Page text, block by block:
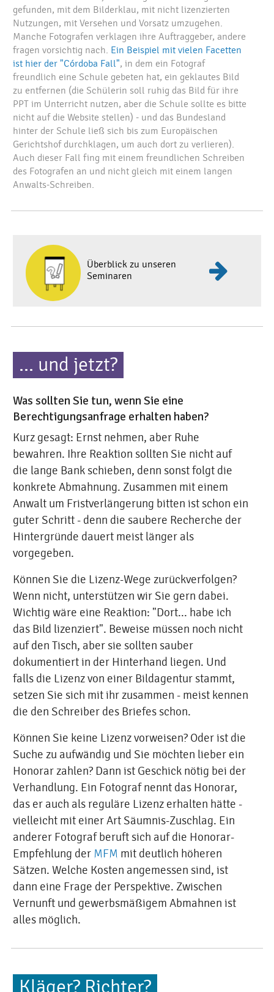
gefunden, mit dem Bilderklau, mit nicht lizenzierten
Nutzungen, mit Versehen und Vorsatz umzugehen.
Manche Fotografen verklagen ihre Auftraggeber, andere
fragen vorsichtig nach. Ein Beispiel mit vielen Facetten
ist hier der "Córdoba Fall", in dem ein Fotograf
freundlich eine Schule gebeten hat, ein geklautes Bild
zu entfernen (die Schülerin soll ruhig das Bild für ihre
PPT im Unterricht nutzen, aber die Schule sollte es bitte
nicht auf die Website stellen) - und das Bundesland
hinter der Schule ließ sich bis zum Europäischen
Gerichtshof durchklagen, um auch dort zu verlieren).
Auch dieser Fall fing mit einem freundlichen Schreiben
des Fotografen an und nicht gleich mit einem langen
Anwalts-Schreiben.
Überblick zu unseren
Seminaren
... und jetzt?
Was sollten Sie tun, wenn Sie eine
Berechtigungsanfrage erhalten haben?
Kurz gesagt: Ernst nehmen, aber Ruhe
bewahren. Ihre Reaktion sollten Sie nicht auf
die lange Bank schieben, denn sonst folgt die
konkrete Abmahnung. Zusammen mit einem
Anwalt um Fristverlängerung bitten ist schon ein
guter Schritt - denn die saubere Recherche der
Hintergründe dauert meist länger als
vorgegeben.
Können Sie die Lizenz-Wege zurückverfolgen?
Wenn nicht, unterstützen wir Sie gern dabei.
Wichtig wäre eine Reaktion: "Dort... habe ich
das Bild lizenziert". Beweise müssen noch nicht
auf den Tisch, aber sie sollten sauber
dokumentiert in der Hinterhand liegen. Und
falls die Lizenz von einer Bildagentur stammt,
setzen Sie sich mit ihr zusammen - meist kennen
die den Schreiber des Briefes schon.
Können Sie keine Lizenz vorweisen? Oder ist die
Suche zu aufwändig und Sie möchten lieber ein
Honorar zahlen? Dann ist Geschick nötig bei der
Verhandlung. Ein Fotograf nennt das Honorar,
das er auch als reguläre Lizenz erhalten hätte -
vielleicht mit einer Art Säumnis-Zuschlag. Ein
anderer Fotograf beruft sich auf die Honorar-
Empfehlung der MFM mit deutlich höheren
Sätzen. Welche Kosten angemessen sind, ist
dann eine Frage der Perspektive. Zwischen
Vernunft und gewerbsmäßigem Abmahnen ist
alles möglich.
Kläger? Richter?